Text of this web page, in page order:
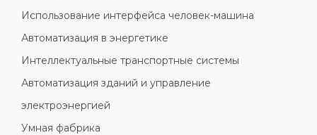
Использование интерфейса человек-машина
Автоматизация в энергетике
Интеллектуальные транспортные системы
Автоматизация зданий и управление
электроэнергией
Умная фабрика